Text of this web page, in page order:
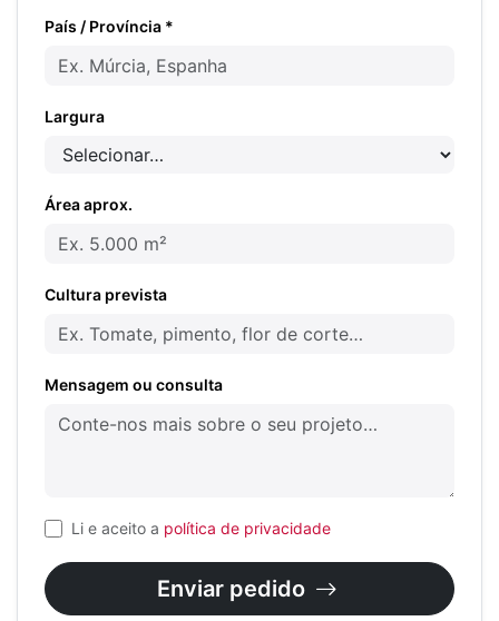
País / Província *
Largura
Área aprox.
Cultura prevista
Mensagem ou consulta
Li e aceito a política de privacidade
Enviar pedido